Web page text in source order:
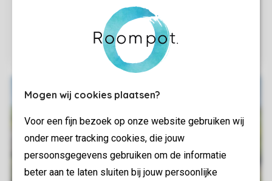
Mogen wij cookies plaatsen?
Voor een fijn bezoek op onze website gebruiken wij
onder meer tracking cookies, die jouw
persoonsgegevens gebruiken om de informatie
beter aan te laten sluiten bij jouw persoonlijke